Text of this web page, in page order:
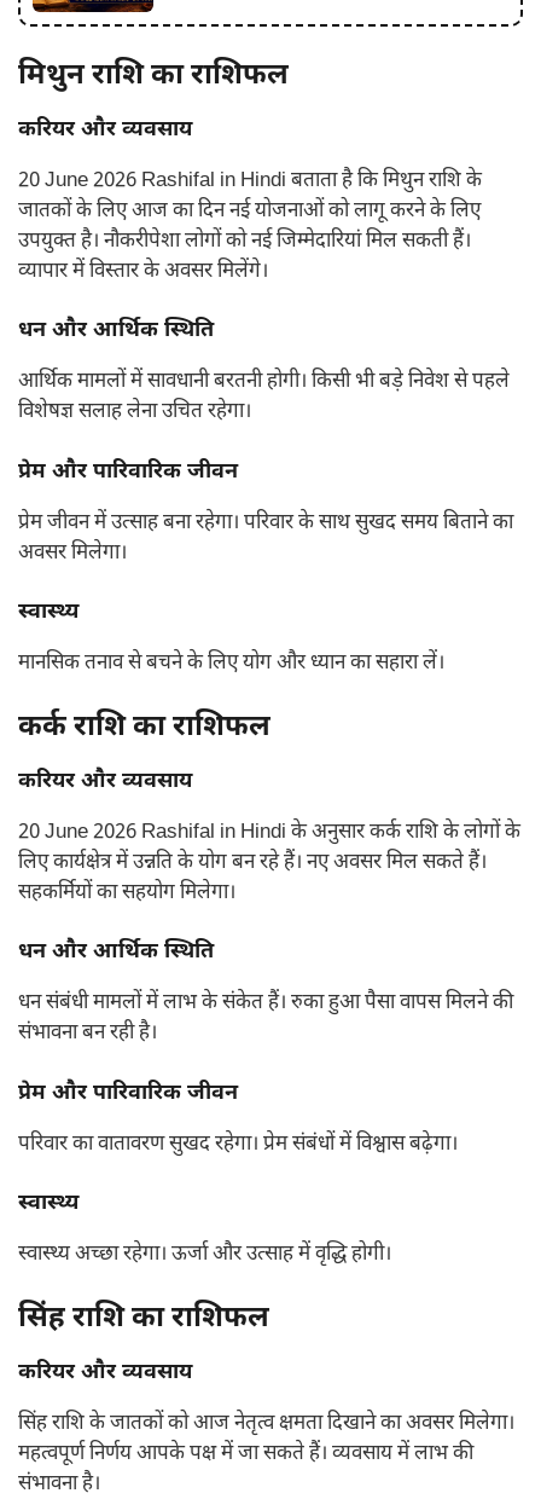
मिथुन राशि का राशिफल
करियर और व्यवसाय
20 June 2026 Rashifal in Hindi बताता है कि मिथुन राशि के
जातकों के लिए आज का दिन नई योजनाओं को लागू करने के लिए
उपयुक्त है। नौकरीपेशा लोगों को नई जिम्मेदारियां मिल सकती हैं।
व्यापार में विस्तार के अवसर मिलेंगे।
धन और आर्थिक स्थिति
आर्थिक मामलों में सावधानी बरतनी होगी। किसी भी बड़े निवेश से पहले
विशेषज्ञ सलाह लेना उचित रहेगा।
प्रेम और पारिवारिक जीवन
प्रेम जीवन में उत्साह बना रहेगा। परिवार के साथ सुखद समय बिताने का
अवसर मिलेगा।
स्वास्थ्य
मानसिक तनाव से बचने के लिए योग और ध्यान का सहारा लें।
कर्क राशि का राशिफल
करियर और व्यवसाय
20 June 2026 Rashifal in Hindi के अनुसार कर्क राशि के लोगों के
लिए कार्यक्षेत्र में उन्नति के योग बन रहे हैं। नए अवसर मिल सकते हैं।
सहकर्मियों का सहयोग मिलेगा।
धन और आर्थिक स्थिति
धन संबंधी मामलों में लाभ के संकेत हैं। रुका हुआ पैसा वापस मिलने की
संभावना बन रही है।
प्रेम और पारिवारिक जीवन
परिवार का वातावरण सुखद रहेगा। प्रेम संबंधों में विश्वास बढ़ेगा।
स्वास्थ्य
स्वास्थ्य अच्छा रहेगा। ऊर्जा और उत्साह में वृद्धि होगी।
सिंह राशि का राशिफल
करियर और व्यवसाय
सिंह राशि के जातकों को आज नेतृत्व क्षमता दिखाने का अवसर मिलेगा।
महत्वपूर्ण निर्णय आपके पक्ष में जा सकते हैं। व्यवसाय में लाभ की
संभावना है।